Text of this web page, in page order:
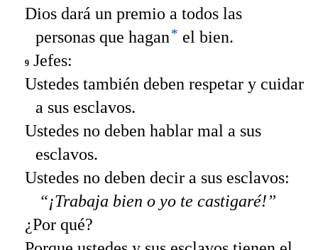
Dios dará un premio a todos las
personas que hagan* el bien.
9 Jefes:
Ustedes también deben respetar y cuidar
a sus esclavos.
Ustedes no deben hablar mal a sus
esclavos.
Ustedes no deben decir a sus esclavos:
“¡Trabaja bien o yo te castigaré!”
¿Por qué?